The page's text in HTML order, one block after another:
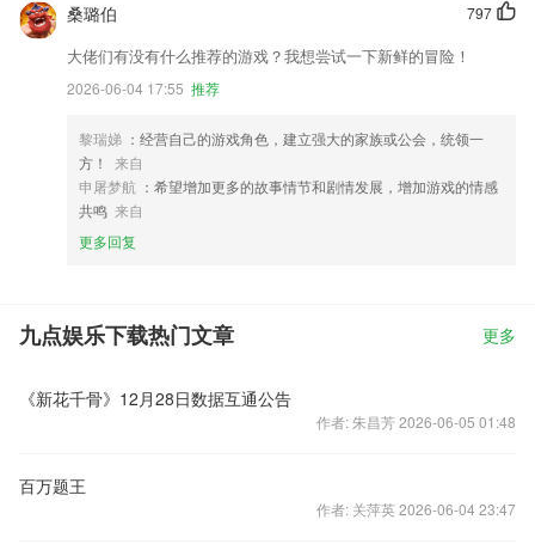
797
桑璐伯
大佬们有没有什么推荐的游戏？我想尝试一下新鲜的冒险！
2026-06-04 17:55 推荐
黎瑞娣 ：经营自己的游戏角色，建立强大的家族或公会，统领一
方！
来自
申屠梦航 ：希望增加更多的故事情节和剧情发展，增加游戏的情感
共鸣 来自
更多回复
九点娱乐下载热门文章 更多
《新花千骨》12月28日数据互通公告
作者: 朱昌芳 2026-06-05 01:48
百万题王
作者: 关萍英 2026-06-04 23:47